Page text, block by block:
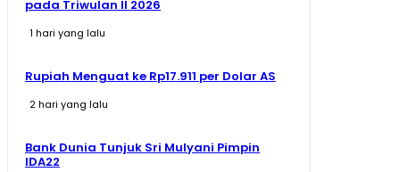
pada Triwulan II 2026
1 hari yang lalu
Rupiah Menguat ke Rp17.911 per Dolar AS
2 hari yang lalu
Bank Dunia Tunjuk Sri Mulyani Pimpin
IDA22